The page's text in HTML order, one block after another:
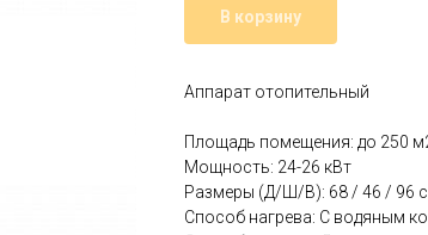
В корзину
Аппарат отопительный
Площадь помещения: до 250
Мощность: 24-26 кВт
Размеры (Д/Ш/В): 68 / 46 / 96
Способ нагрева: С водяным